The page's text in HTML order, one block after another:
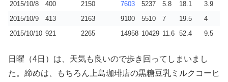
2015/10/8
400 2150 7603 5237 5.8 18.1
3.9
2015/10/9
413 2163 9100 5510 7 19.5
4
2015/10/10 921 2265 14958 10429 11.6 52.4 9.5
日曜（4日）は、天気も良いので歩き回ってしまいまし
た。締めは、もちろん上島珈琲店の黒糖豆乳ミルクコーヒ